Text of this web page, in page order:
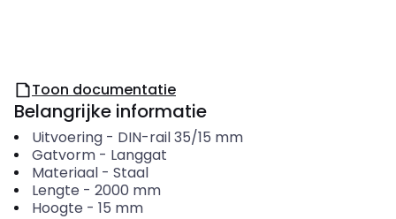
Toon documentatie
Belangrijke informatie
Uitvoering- DIN-rail 35/15 mm
Gatvorm- Langgat
Materiaal- Staal
Lengte - 2000 mm
Hoogte - 15 mm